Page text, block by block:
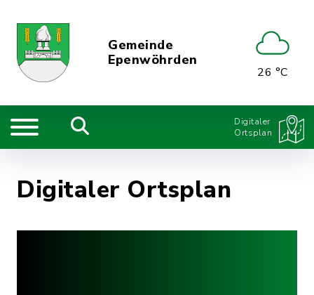
Gemeinde
Epenwöhrden
26 °C
Digitaler
Ortsplan
Digitaler Ortsplan